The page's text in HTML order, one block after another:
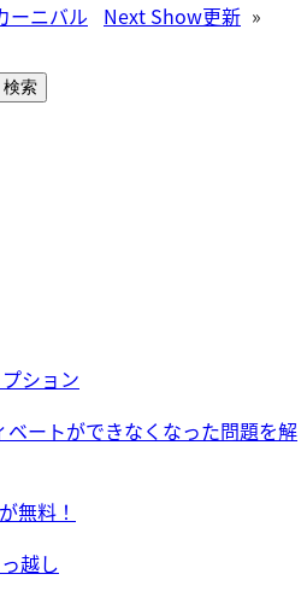
ーニバル Next Show更新 »
検索
ション
ートができなくなった問題を解
無料！
越し